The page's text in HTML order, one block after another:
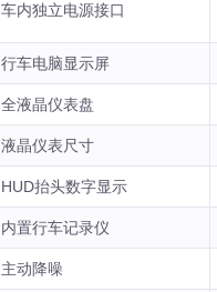
车内独立电源接口
行车电脑显示屏
全液晶仪表盘
液晶仪表尺寸
HUD抬头数字显示
内置行车记录仪
主动降噪